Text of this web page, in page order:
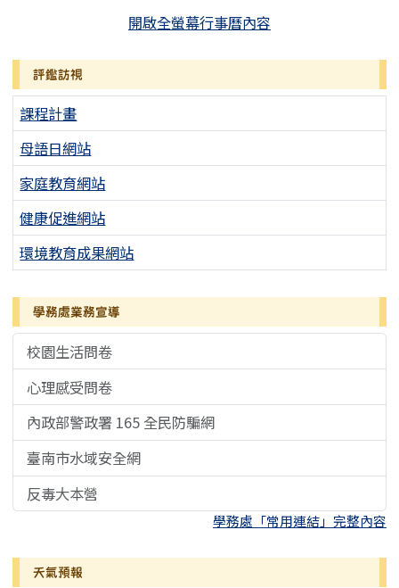
開啟全螢幕行事曆內容
評鑑訪視
課程計畫
母語日網站
家庭教育網站
健康促進網站
環境教育成果網站
學務處業務宣導
校園生活問卷
心理感受問卷
內政部警政署 165 全民防騙網
臺南市水域安全網
反毒大本營
學務處「常用連結」完整內容
天氣預報